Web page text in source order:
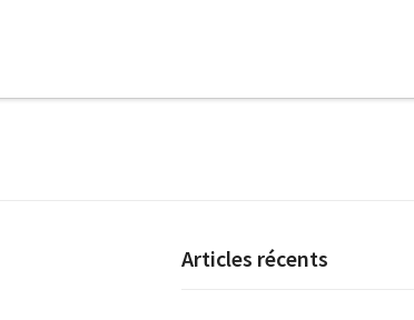
Articles récents